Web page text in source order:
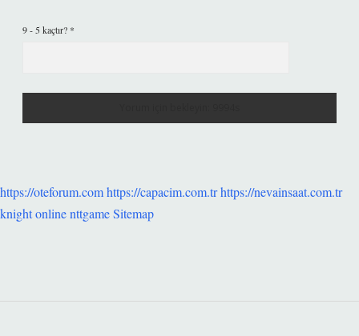
9 - 5 kaçtır? *
https://oteforum.comhttps://capacim.com.trhttps://nevainsaat.com.tr
knight onlinenttgameSitemap